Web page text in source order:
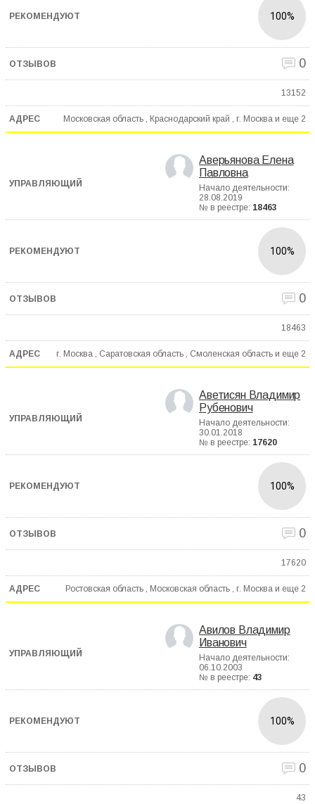
100%
0
13152
Московская область , Краснодарский край , г. Москва и еще 2
Аверьянова Елена
Павловна
Начало деятельности:
28.08.2019
№ в реестре: 18463
100%
0
18463
г. Москва , Саратовская область , Смоленская область и еще 2
Аветисян Владимир
Рубенович
Начало деятельности:
30.01.2018
№ в реестре: 17620
100%
0
17620
Ростовская область , Московская область , г. Москва и еще 2
Авилов Владимир
Иванович
Начало деятельности:
06.10.2003
№ в реестре: 43
100%
0
43